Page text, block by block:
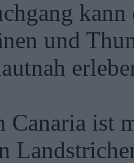
und
Canaria ist